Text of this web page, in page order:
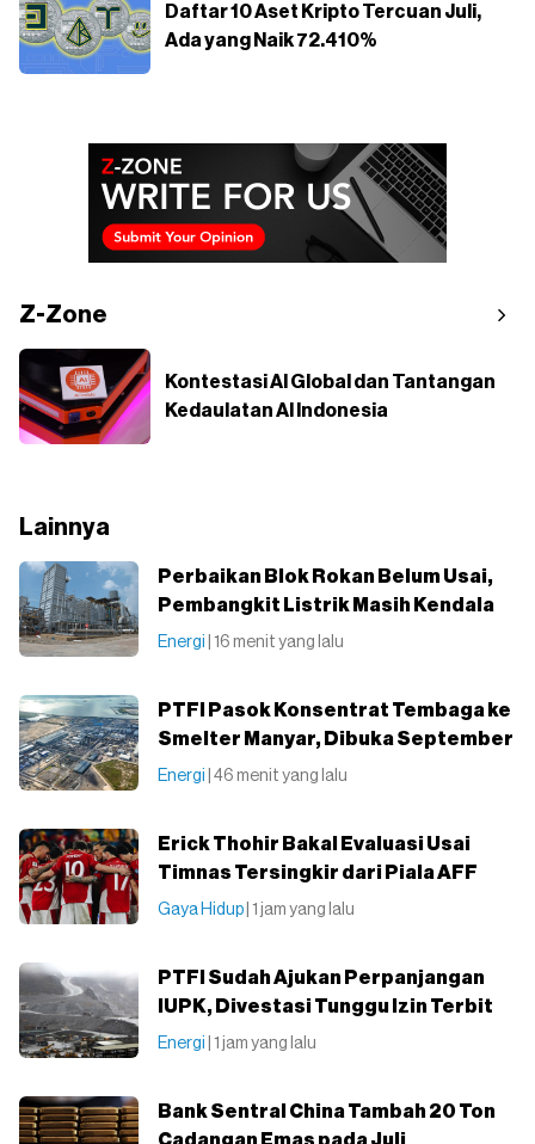
Daftar 10 Aset Kripto Tercuan Juli,
Ada yang Naik 72.410%
Z-Zone
Kontestasi AI Global dan Tantangan
Kedaulatan AI Indonesia
Lainnya
Perbaikan Blok Rokan Belum Usai,
Pembangkit Listrik Masih Kendala
Energi | 16 menit yang lalu
PTFI Pasok Konsentrat Tembaga ke
Smelter Manyar, Dibuka September
Energi | 46 menit yang lalu
Erick Thohir Bakal Evaluasi Usai
Timnas Tersingkir dari Piala AFF
Gaya Hidup | 1 jam yang lalu
PTFI Sudah Ajukan Perpanjangan
IUPK, Divestasi Tunggu Izin Terbit
Energi | 1 jam yang lalu
Bank Sentral China Tambah 20 Ton
Cadangan Emas pada Juli